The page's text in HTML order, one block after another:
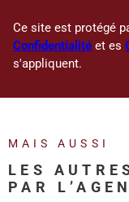
Ce site est protégé
Confidentialité et es
s'appliquent.
MAIS AUSSI
LES
PAR